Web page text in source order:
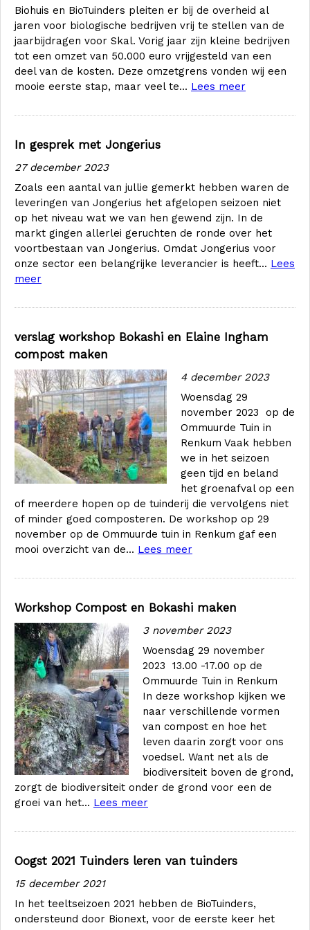
Biohuis en BioTuinders pleiten er bij de overheid al
jaren voor biologische bedrijven vrij te stellen van de
jaarbijdragen voor Skal. Vorig jaar zijn kleine bedrijven
tot een omzet van 50.000 euro vrijgesteld van een
deel van de kosten. Deze omzetgrens vonden wij een
mooie eerste stap, maar veel te... Lees meer
In gesprek met Jongerius
27 december 2023
Zoals een aantal van jullie gemerkt hebben waren de
leveringen van Jongerius het afgelopen seizoen niet
op het niveau wat we van hen gewend zijn. In de
markt gingen allerlei geruchten de ronde over het
voortbestaan van Jongerius. Omdat Jongerius voor
onze sector een belangrijke leverancier is heeft... Lees
meer
verslag workshop Bokashi en Elaine Ingham
compost maken
4 december 2023
Woensdag 29
november 2023 op de
Ommuurde Tuin in
Renkum Vaak hebben
we in het seizoen
geen tijd en beland
het groenafval op een
of meerdere hopen op de tuinderij die vervolgens niet
of minder goed composteren. De workshop op 29
november op de Ommuurde tuin in Renkum gaf een
mooi overzicht van de... Lees meer
Workshop Compost en Bokashi maken
3 november 2023
Woensdag 29 november
2023 13.00 -17.00 op de
Ommuurde Tuin in Renkum
In deze workshop kijken we
naar verschillende vormen
van compost en hoe het
leven daarin zorgt voor ons
voedsel. Want net als de
biodiversiteit boven de grond,
zorgt de biodiversiteit onder de grond voor een de
groei van het... Lees meer
Oogst 2021 Tuinders leren van tuinders
15 december 2021
In het teeltseizoen 2021 hebben de BioTuinders,
ondersteund door Bionext, voor de eerste keer het